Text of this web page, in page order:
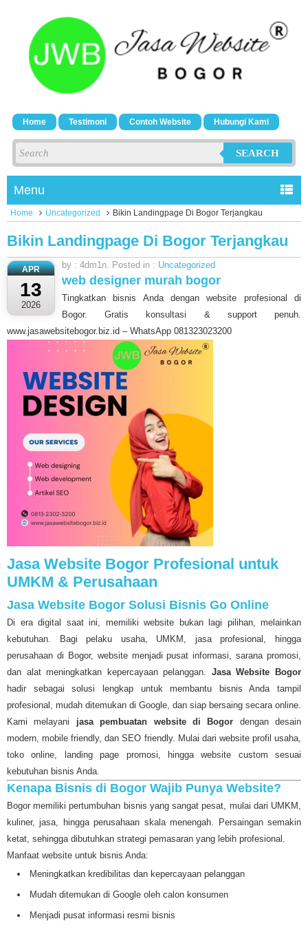
Home Testimoni Contoh Website Hubungi Kami
SEARCH
Menu
Home Uncategorized Bikin Landingpage Di Bogor Terjangkau
Bikin Landingpage Di Bogor Terjangkau
APR
13
2026
by : 4dm1n. Posted in : Uncategorized
web designer murah bogor
Tingkatkan bisnis Anda dengan website profesional di
Bogor. Gratis konsultasi & support penuh.
www.jasawebsitebogor.biz.id – WhatsApp 081323023200
Jasa Website Bogor Profesional untuk
UMKM & Perusahaan
Jasa Website Bogor Solusi Bisnis Go Online
Di era digital saat ini, memiliki website bukan lagi pilihan, melainkan
kebutuhan. Bagi pelaku usaha, UMKM, jasa profesional, hingga
perusahaan di Bogor, website menjadi pusat informasi, sarana promosi,
dan alat meningkatkan kepercayaan pelanggan. Jasa Website Bogor
hadir sebagai solusi lengkap untuk membantu bisnis Anda tampil
profesional, mudah ditemukan di Google, dan siap bersaing secara online.
Kami melayani jasa pembuatan website di Bogor dengan desain
modern, mobile friendly, dan SEO friendly. Mulai dari website profil usaha,
toko online, landing page promosi, hingga website custom sesuai
kebutuhan bisnis Anda.
Kenapa Bisnis di Bogor Wajib Punya Website?
Bogor memiliki pertumbuhan bisnis yang sangat pesat, mulai dari UMKM,
kuliner, jasa, hingga perusahaan skala menengah. Persaingan semakin
ketat, sehingga dibutuhkan strategi pemasaran yang lebih profesional.
Manfaat website untuk bisnis Anda:
Meningkatkan kredibilitas dan kepercayaan pelanggan
Mudah ditemukan di Google oleh calon konsumen
Menjadi pusat informasi resmi bisnis